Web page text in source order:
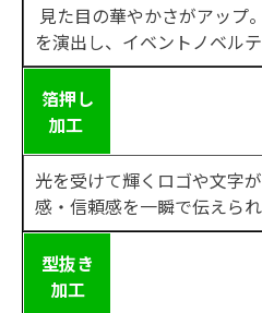
見た目の華やかさがアップ
を演出し、イベントノベル
箔押し
加工
光を受けて輝くロゴや文字
感・信頼感を一瞬で伝えられ
型抜き
加工